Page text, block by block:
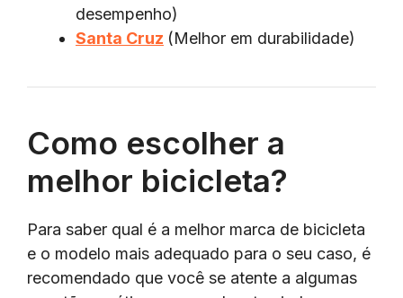
desempenho)
Santa Cruz (Melhor em durabilidade)
Como escolher a
melhor bicicleta?
Para saber qual é a melhor marca de bicicleta
e o modelo mais adequado para o seu caso, é
recomendado que você se atente a algumas